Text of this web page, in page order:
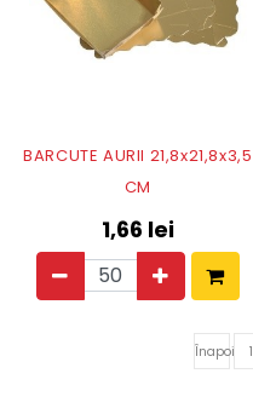
BARCUTE AURII 21,8x21,8x3,5
CM
1,66 lei
Înapoi 1